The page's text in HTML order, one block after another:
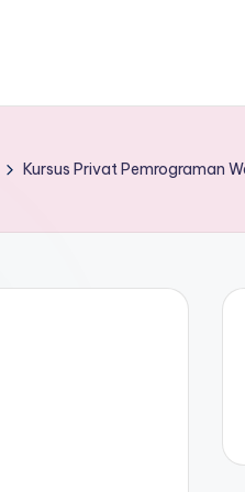
Kursus Privat Pemrograman